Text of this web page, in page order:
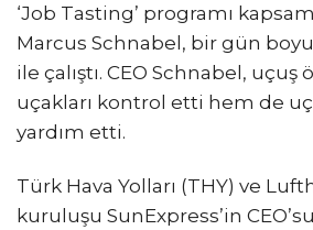
‘Job Tasting’ programı
Marcus Schnabel, bir gün
ile çalıştı. CEO Schnabel, uçuş
uçakları kontrol etti hem de
yardım etti.
Türk Hava Yolları (THY) ve
kuruluşu SunExpress’in